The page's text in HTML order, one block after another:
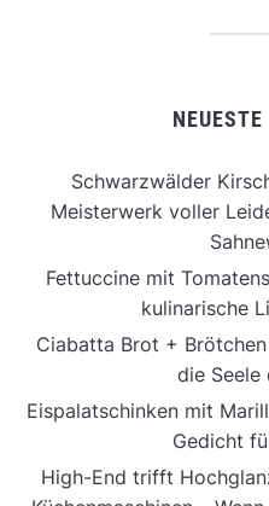
Schwarzwälder
Meisterwerk voller
Fettuccine mit
kulinarische
Ciabatta Brot +
die Seele
Eispalatschinken mit
Gedicht
High-End trifft